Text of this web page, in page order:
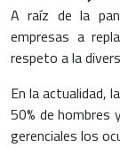
A raíz de la
empresas a
respeto a la
En la actualidad,
50% de hombres
gerenciales los